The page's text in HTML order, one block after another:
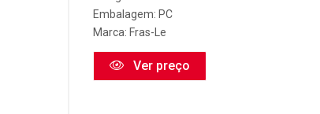
Embalagem: PC
Marca: Fras-Le
Ver preço